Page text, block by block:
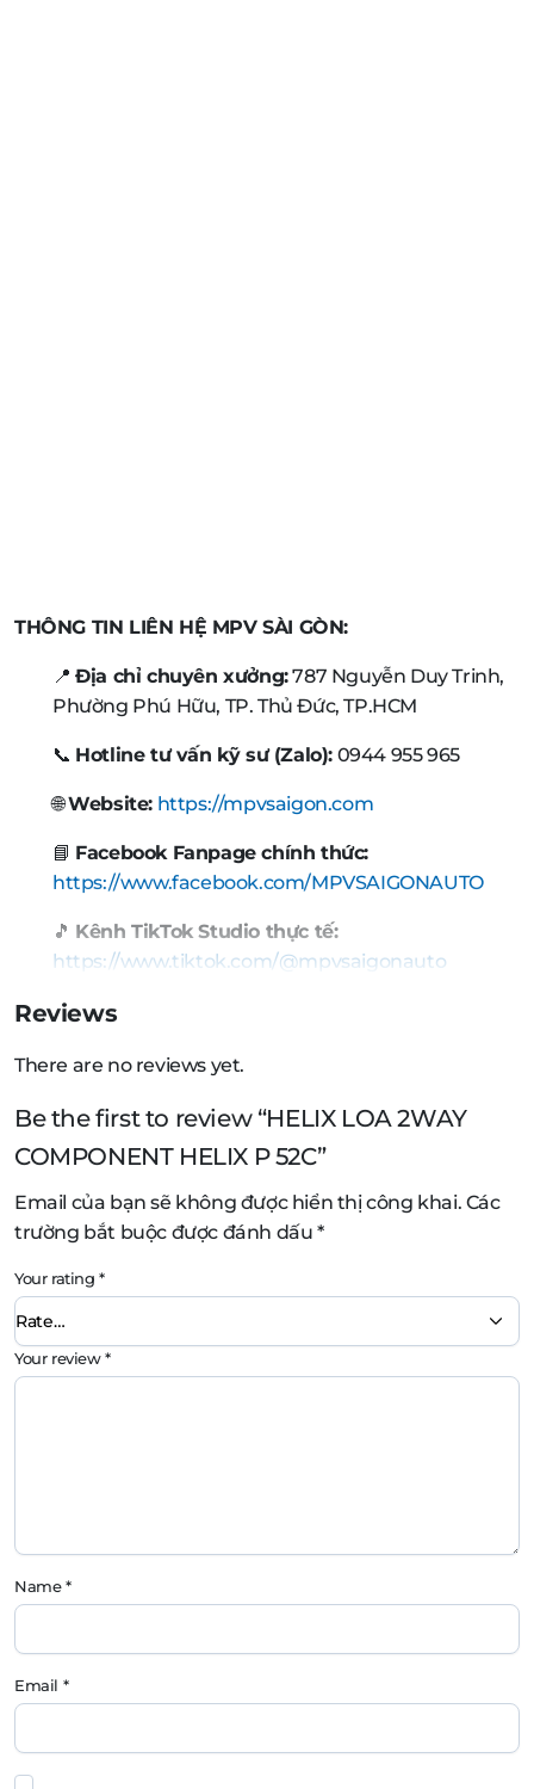
THÔNG TIN LIÊN HỆ MPV SÀI GÒN:
📍Địa chỉ chuyên xưởng:787 Nguyễn Duy Trinh,
Phường Phú Hữu, TP. Thủ Đức, TP.HCM
📞 Hotline tư vấn kỹ sư (Zalo): 0944 955 965
🌐Website: https://mpvsaigon.com
📘 Facebook Fanpage chính thức:
https://www.facebook.com/MPVSAIGONAUTO
🎵 Kênh TikTok Studio thực tế:
https://www.tiktok.com/@mpvsaigonauto
Reviews
There are no reviews yet.
Be the first to review “HELIX LOA 2WAY
COMPONENT HELIX P 52C”
Email của bạn sẽ không được hiển thị công khai. Các
trường bắt buộc được đánh dấu*
Your rating*
Your review*
Name*
Email *